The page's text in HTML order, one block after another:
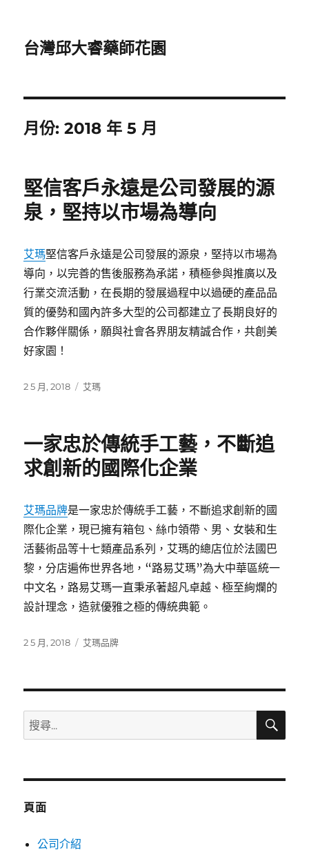
台灣邱大睿藥師花園
月份:2018 年 5 月
堅信客戶永遠是公司發展的源
泉，堅持以市場為導向
艾瑪堅信客戶永遠是公司發展的源泉，堅持以市場為
導向，以完善的售後服務為承諾，積極參與推廣以及
行業交流活動，在長期的發展過程中以過硬的產品品
質的優勢和國內許多大型的公司都建立了長期良好的
合作夥伴關係，願與社會各界朋友精誠合作，共創美
好家園！
發
2 5 月, 2018
分
艾瑪
一家忠於傳統手工藝，不斷追
求創新的國際化企業
艾瑪品牌是一家忠於傳統手工藝，不斷追求創新的國
際化企業，現已擁有箱包、絲巾領帶、男、女裝和生
活藝術品等十七類產品系列，艾瑪的總店位於法國巴
黎，分店遍佈世界各地，“路易艾瑪”為大中華區統一
中文名，路易艾瑪一直秉承著超凡卓越、極至絢爛的
設計理念，造就優雅之極的傳統典範。
發
2 5 月, 2018
分
艾瑪品牌
搜
尋
鍵
搜
頁面
公司介紹